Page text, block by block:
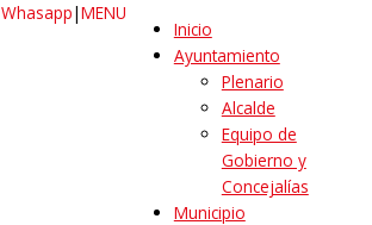
Whasapp|MENU
Inicio
Ayuntamiento
Plenario
Alcalde
Equipo de
Gobierno y
Concejalías
Municipio